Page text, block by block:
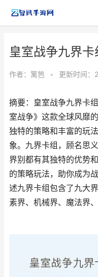
皇室战争九界卡
作者： 篱笆 • 更新时间
摘要：皇室战争九界卡
室战争》这款全球风靡
独特的策略和丰富的玩
象。九界卡组，顾名思
界别都有其独特的优势
的策略玩法，助你成为
述九界卡组包含了九大
素界、机械界、魔法界